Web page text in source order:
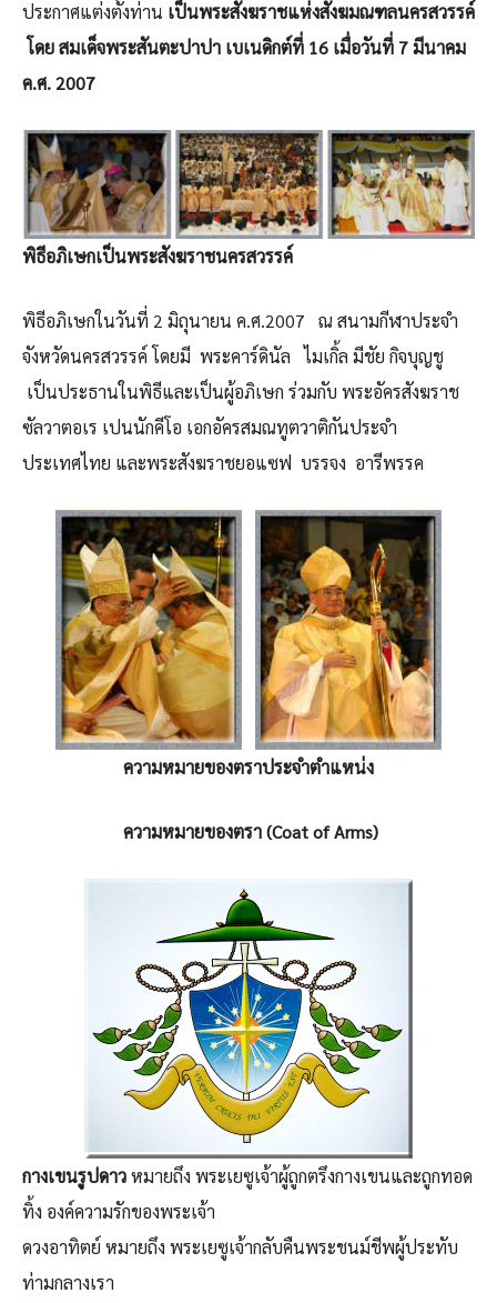
ประกาศแต่งตั้งท่าน เป็นพระสังฆราชแห่งสังฆมณฑลนครสวรรค์
โดย สมเด็จพระสันตะปาปา เบเนดิกต์ที่ 16 เมื่อวันที่ 7 มีนาคม
ค.ศ. 2007
พิธีอภิเษกเป็นพระสังฆราชนครสวรรค์
พิธีอภิเษกในวันที่ 2 มิถุนายน ค.ศ.2007 ณ สนามกีฬาประจำ
จังหวัดนครสวรรค์ โดยมี พระคาร์ดินัล ไมเกิ้ล มีชัย กิจบุญชู
เป็นประธานในพิธีและเป็นผู้อภิเษก ร่วมกับ พระอัครสังฆราช
ซัลวาตอเร เปนนักคีโอ เอกอัครสมณทูตวาติกันประจำ
ประเทศไทย และพระสังฆราชยอแซฟ บรรจง อารีพรรค
ความหมายของตราประจำตำแหน่ง
ความหมายของตรา (Coat of Arms)
กางเขนรูปดาวหมายถึง พระเยซูเจ้าผู้ถูกตรึงกางเขนและถูกทอด
ทิ้ง องค์ความรักของพระเจ้า
ดวงอาทิตย์ หมายถึง พระเยซูเจ้ากลับคืนพระชนม์ชีพผู้ประทับ
ท่ามกลางเรา